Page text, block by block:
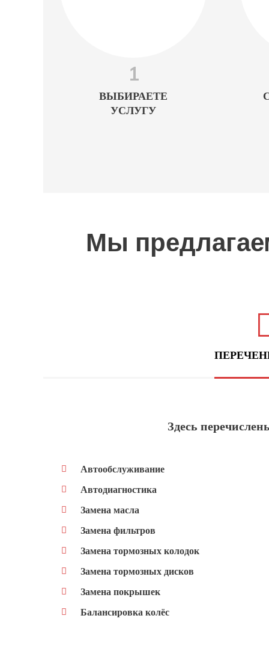
1
ВЫБИРАЕТЕ
УСЛУГУ
Мы
Здесь
Автообслуживание
Автодиагностика
Замена масла
Замена фильтров
Замена тормозных колодок
Замена тормозных дисков
Замена покрышек
Балансировка колёс